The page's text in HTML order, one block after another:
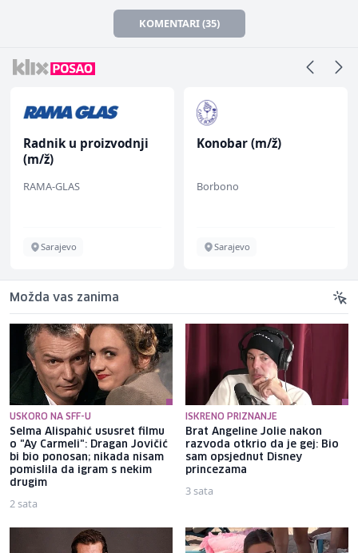
KOMENTARI (35)
Radnik u proizvodnji
(m/ž)
RAMA-GLAS
Sarajevo
Konobar (m/ž)
Borbono
Sarajevo
Možda vas zanima
USKORO NA SFF-U
Selma Alispahić ususret filmu
o "Ay Carmeli": Dragan Jovičić
bi bio ponosan; nikada nisam
pomislila da igram s nekim
drugim
2 sata
ISKRENO PRIZNANJE
Brat Angeline Jolie nakon
razvoda otkrio da je gej: Bio
sam opsjednut Disney
princezama
3 sata